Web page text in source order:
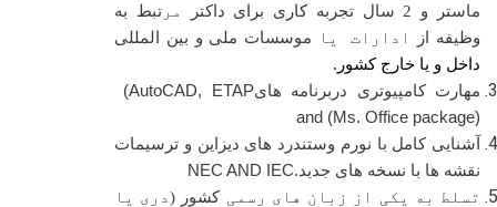
ماستر و 2 سال تجربه کاری برای داکتر
مرتبط به
وظیفه از
ادارات یا موسسات ملی و بین المللی
داخل و یا خارج کشور.
مهارت کامپیوتری دربرنامه های(AutoCAD, ETAP
and (Ms. Office package)
آشنایی کامل با نورم وستندرد های دیزاین و ترسیمات
نقشه ها با نسخه های جدید.NEC AND IEC
تسلط به یکی از زبان های رسمیکشور (دری یا